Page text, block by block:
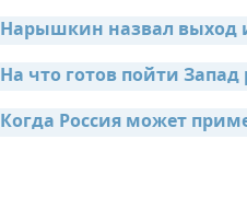
Нарышкин назвал выход
На что готов пойти
Когда Россия может